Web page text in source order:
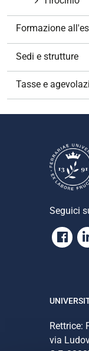
Formazione
Sedi e strutture
Tasse e
Seguici
Rettrice:
via